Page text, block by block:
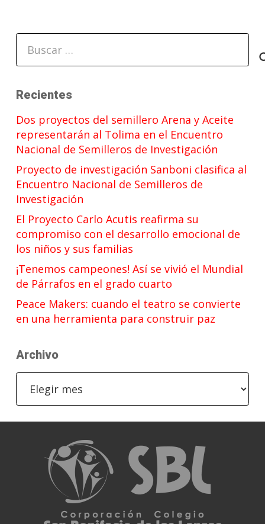
Recientes
Dos proyectos del semillero Arena y Aceite
representarán al Tolima en el Encuentro
Nacional de Semilleros de Investigación
Proyecto de investigación Sanboni clasifica al
Encuentro Nacional de Semilleros de
Investigación
El Proyecto Carlo Acutis reafirma su
compromiso con el desarrollo emocional de
los niños y sus familias
¡Tenemos campeones! Así se vivió el Mundial
de Párrafos en el grado cuarto
Peace Makers: cuando el teatro se convierte
en una herramienta para construir paz
Archivo